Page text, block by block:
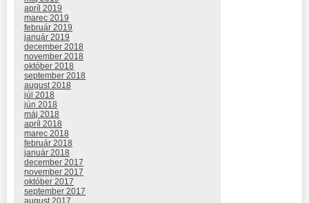
apríl 2019
marec 2019
február 2019
január 2019
december 2018
november 2018
október 2018
september 2018
august 2018
júl 2018
jún 2018
máj 2018
apríl 2018
marec 2018
február 2018
január 2018
december 2017
november 2017
október 2017
september 2017
august 2017